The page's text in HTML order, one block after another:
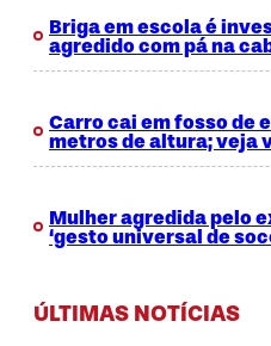
Briga em escola é
agredido com pá na
Carro cai em fosso de
metros de altura; veja
Mulher agredida pelo
‘gesto universal de
ÚLTIMAS NOTÍCIAS